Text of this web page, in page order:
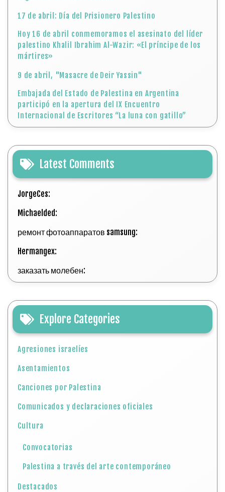
17 de abril: Día del Prisionero Palestino
Hoy 16 de abril conmemoramos el asesinato del líder
palestino Khalil Ibrahim Al-Wazir: «El príncipe de los
mártires»
9 de abril, "Masacre de Deir Yassin"
Embajada del Estado de Palestina en Argentina
participó en la apertura del IX Encuentro
Internacional de Escritores “La luna con gatillo”
Latest Comments
JorgeCes:
Michaelded:
ремонт фотоаппаратов samsung:
Hermangex:
заказать молебен:
Explore Categories
Agresiones israelíes
Asentamientos
Canciones por Palestina
Comunicados y declaraciones oficiales
Cultura
Convocatorias
Palestina a través del arte contemporáneo
Destacados